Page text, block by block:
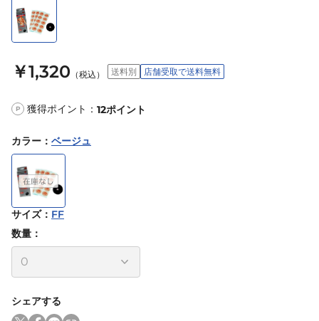
￥1,320 （税込） 送料別 店舗受取で送料無料
P 獲得ポイント： 12ポイント
カラー ： ベージュ
サイズ： FF
数量：
シェアする